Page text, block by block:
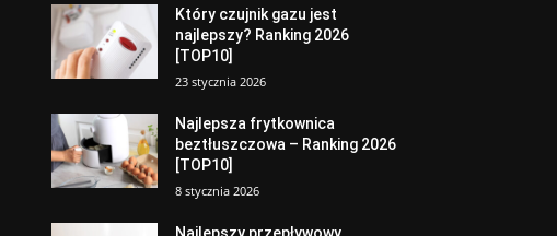
Który czujnik gazu jest
najlepszy? Ranking 2026
[TOP10]
23 stycznia 2026
Najlepsza frytkownica
beztłuszczowa – Ranking 2026
[TOP10]
8 stycznia 2026